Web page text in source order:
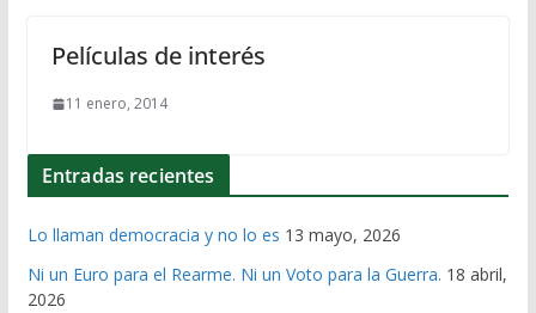
Películas de interés
11 enero, 2014
Entradas recientes
Lo llaman democracia y no lo es 13 mayo, 2026
Ni un Euro para el Rearme. Ni un Voto para la Guerra. 18 abril,
2026